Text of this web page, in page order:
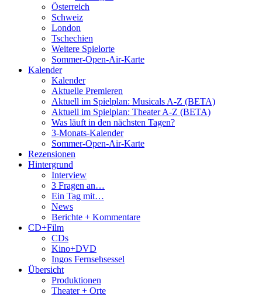
Österreich
Schweiz
London
Tschechien
Weitere Spielorte
Sommer-Open-Air-Karte
Kalender
Kalender
Aktuelle Premieren
Aktuell im Spielplan: Musicals A-Z (BETA)
Aktuell im Spielplan: Theater A-Z (BETA)
Was läuft in den nächsten Tagen?
3-Monats-Kalender
Sommer-Open-Air-Karte
Rezensionen
Hintergrund
Interview
3 Fragen an…
Ein Tag mit…
News
Berichte + Kommentare
CD+Film
CDs
Kino+DVD
Ingos Fernsehsessel
Übersicht
Produktionen
Theater + Orte